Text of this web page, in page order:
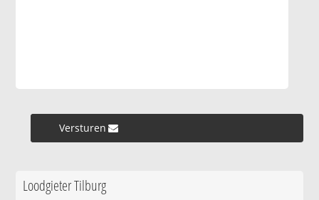
Versturen »
Loodgieter Tilburg